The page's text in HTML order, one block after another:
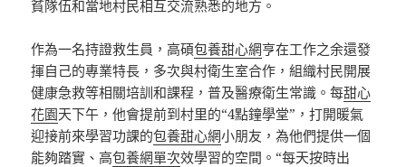
貧隊伍和當地村民相互交流熟悉的地方。
作為一名持證救生員，高碩包養甜心網亨在工作之余還發
揮自己的專業特長，多次與村衛生室合作，組織村民開展
健康急救等相關培訓和課程，普及醫療衛生常識。每甜心
花園天下午，他會提前到村里的“4點鐘學堂”，打開暖氣
迎接前來學習功課的包養甜心網小朋友，為他們提供一個
能夠踏實、高包養網單次效學習的空間。“每天按時出